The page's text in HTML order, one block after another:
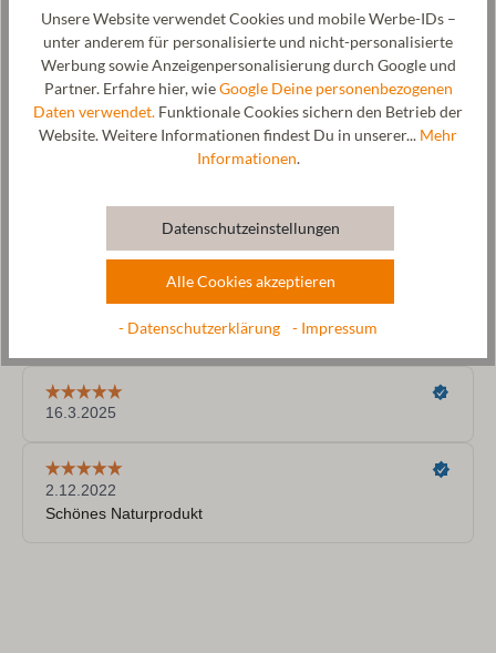
Größentabelle
Unsere Website verwendet Cookies und mobile Werbe-IDs –
unter anderem für personalisierte und nicht-personalisierte
Werbung sowie Anzeigenpersonalisierung durch Google und
Partner. Erfahre hier, wieGoogle Deine personenbezogenen
Daten verwendet. Funktionale Cookies sichern den Betrieb der
Website. Weitere Informationen findest Du in unserer... Mehr
Informationen.
Datenschutzeinstellungen
Alle Cookies akzeptieren
- Datenschutzerklärung - Impressum